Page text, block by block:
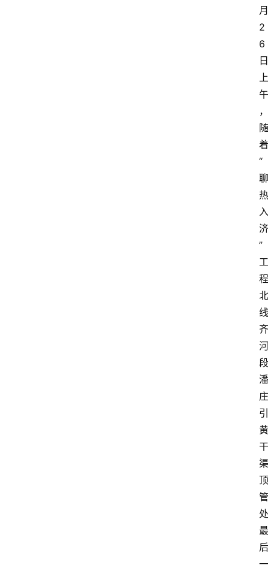
月
2
6
日
上
午
，
随
着
“
聊
热
入
济
”
工
程
北
线
齐
河
段
潘
庄
引
黄
干
渠
顶
管
处
最
后
一